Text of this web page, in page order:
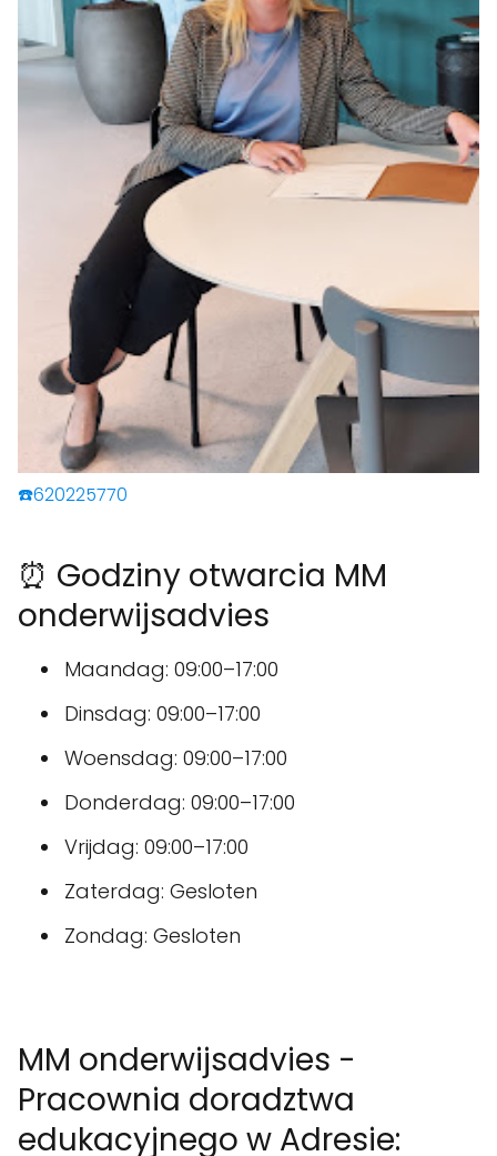
☎️620225770
⏰ Godziny otwarcia MM
onderwijsadvies
Maandag: 09:00–17:00
Dinsdag: 09:00–17:00
Woensdag: 09:00–17:00
Donderdag: 09:00–17:00
Vrijdag: 09:00–17:00
Zaterdag: Gesloten
Zondag: Gesloten
MM onderwijsadvies -
Pracownia doradztwa
edukacyjnego w Adresie: